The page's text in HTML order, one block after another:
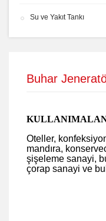
Su ve Yakıt Tankı
Buhar
Oteller,
mandıra,
şişeleme sanayi,
çorap sanayi ve